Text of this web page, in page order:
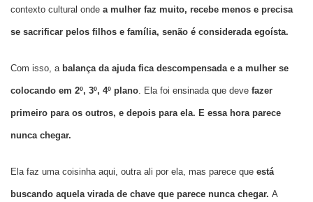
contexto cultural onde a mulher faz muito, recebe menos e precisa
se sacrificar pelos filhos e família, senão é considerada egoísta.
Com isso, a balança da ajuda fica descompensada e a mulher se
colocando em 2º, 3º, 4º plano . Ela foi ensinada que deve fazer
primeiro para os outros, e depois para ela. E essa hora parece
nunca chegar.
Ela faz uma coisinha aqui, outra ali por ela, mas parece que está
buscando aquela virada de chave que parece nunca chegar. A